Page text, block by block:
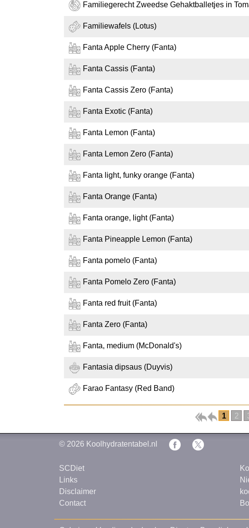
Familiegerecht Zweedse Gehaktballetjes in
Familiewafels (Lotus)
Fanta Apple Cherry (Fanta)
Fanta Cassis (Fanta)
Fanta Cassis Zero (Fanta)
Fanta Exotic (Fanta)
Fanta Lemon (Fanta)
Fanta Lemon Zero (Fanta)
Fanta light, funky orange (Fanta)
Fanta Orange (Fanta)
Fanta orange, light (Fanta)
Fanta Pineapple Lemon (Fanta)
Fanta pomelo (Fanta)
Fanta Pomelo Zero (Fanta)
Fanta red fruit (Fanta)
Fanta Zero (Fanta)
Fanta, medium (McDonald's)
Fantasia dipsaus (Duyvis)
Farao Fantasy (Red Band)
1 2
© 2026 Koolhydratentabel.nl
SCDiet
Links
Disclaimer
Contact